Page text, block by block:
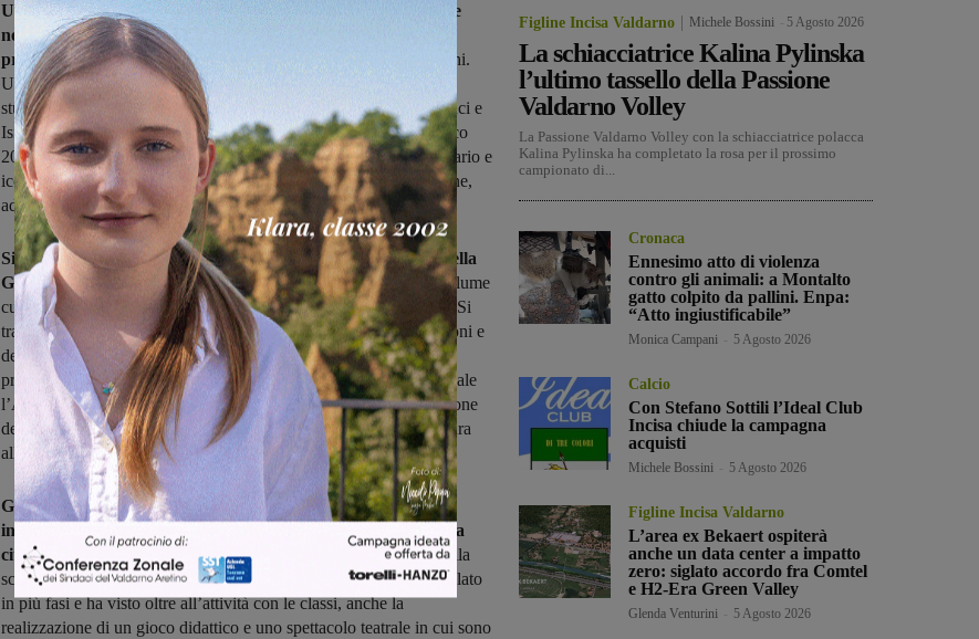
Un percorso a ritroso fra i montevarchini "illustri", quelli che
nella storia si sono distinti nelle arti, nello sport, nella loro
professione, portando in giro per il mondo il nome di Montevarchi.
Una ricostruzione portata avanti da altri montevarchini, i giovani
studenti delle classi quarte delle scuole primarie Leonardo Da Vinci e
Isidoro del Lungo che, in un percorso durato tutto l’anno scolastico
2015-2016, hanno lavorato alla selezione del materiale documentario e
iconografico e alla stesura di testi brevi e di semplice comprensione,
adatti ad un pubblico della fascia d’età 10-14 anni.
Si terrà sabato 22 ottobre alle ore 16 presso la sala Filanda della
Ginestra la presentazione del risultato di questo lavoro,
un volume
curato da ItineraCerta dal titolo “Guida ai montevarchini illustri”. Si
tratta di una guida scritta dai ragazzi e per i ragazzi, con illustrazioni e
descrizioni dei montevarchini più famosi. L’idea era nata su una
proposta dell’ultimo Consiglio della Biblioteca Comunale, alla quale
l’Amministrazione aveva dato seguito promuovendo la realizzazione
del progetto, rivolgendolo alla scuola primaria e affidandone la cura
alla cooperativa culturale ItineraCerta.
Gli alunni, insieme agli operatori della cooperativa e alle
insegnanti, hanno letto libri, visitato musei e passeggiato per la
cittàalla ricerca di ogni ricordo legato agli illustri personaggi, e alla
scoperta di ciò che hanno lasciato in eredità. Il percorso si è articolato
in più fasi e ha visto oltre all’attività con le classi, anche la
realizzazione di un gioco didattico e uno spettacolo teatrale in cui sono
Figline Incisa Valdarno Michele Bossini 5 Agosto 2026
La schiacciatrice Kalina Pylinska
l’ultimo tassello della Passione
Valdarno Volley
La Passione Valdarno Volley con la schiacciatrice polacca
Kalina Pylinska ha completato la rosa per il prossimo
campionato di...
Cronaca
Ennesimo atto di violenza
contro gli animali: a Montalto
gatto colpito da pallini. Enpa:
“Atto ingiustificabile”
Monica Campani 5 Agosto 2026
Calcio
Con Stefano Sottili l’Ideal Club
Incisa chiude la campagna
acquisti
Michele Bossini 5 Agosto 2026
Figline Incisa Valdarno
L’area ex Bekaert ospiterà
anche un data center a impatto
zero: siglato accordo fra Comtel
e H2-Era Green Valley
Glenda Venturini 5 Agosto 2026